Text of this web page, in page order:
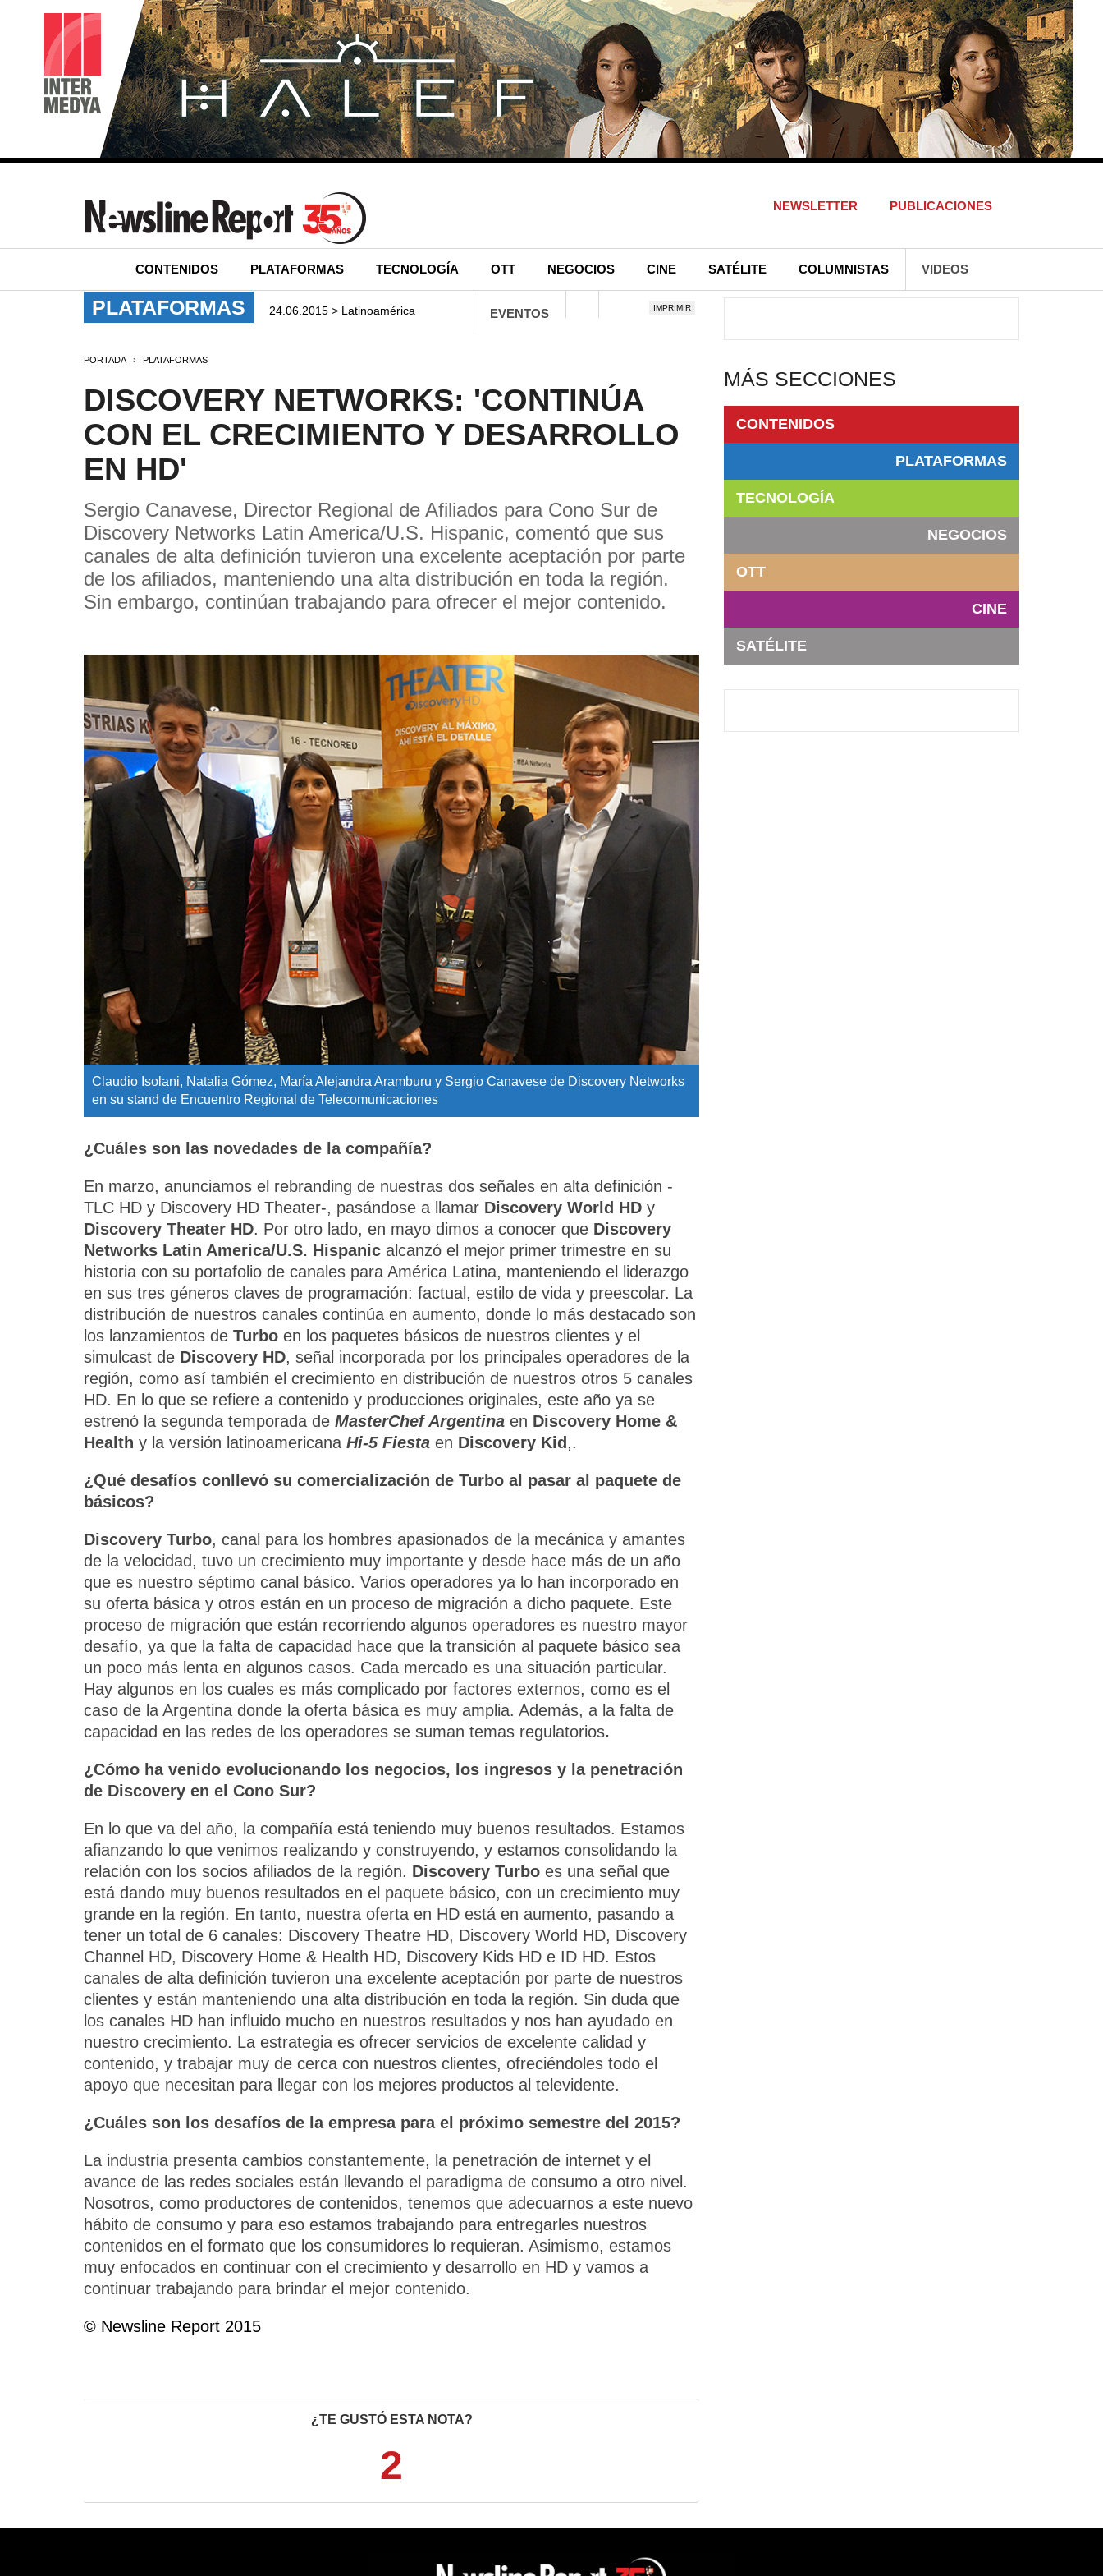
NEWSLETTER PUBLICACIONES
CONTENIDOS PLATAFORMAS TECNOLOGÍA OTT NEGOCIOS CINE SATÉLITE COLUMNISTAS VIDEOS
EVENTOS
PLATAFORMAS 24.06.2015 > Latinoamérica IMPRIMIR
PORTADA PLATAFORMAS
DISCOVERY NETWORKS: 'CONTINÚA
CON EL CRECIMIENTO Y DESARROLLO
EN HD'
Sergio Canavese, Director Regional de Afiliados para Cono Sur de
Discovery Networks Latin America/U.S. Hispanic, comentó que sus
canales de alta definición tuvieron una excelente aceptación por parte
de los afiliados, manteniendo una alta distribución en toda la región.
Sin embargo, continúan trabajando para ofrecer el mejor contenido.
Claudio Isolani, Natalia Gómez, María Alejandra Aramburu y Sergio Canavese de Discovery Networks
en su stand de Encuentro Regional de Telecomunicaciones
¿Cuáles son las novedades de la compañía?
En marzo, anunciamos el rebranding de nuestras dos señales en alta definición -
TLC HD y Discovery HD Theater-, pasándose a llamar Discovery World HD y
Discovery Theater HD. Por otro lado, en mayo dimos a conocer que Discovery
Networks Latin America/U.S. Hispanic alcanzó el mejor primer trimestre en su
historia con su portafolio de canales para América Latina, manteniendo el liderazgo
en sus tres géneros claves de programación: factual, estilo de vida y preescolar. La
distribución de nuestros canales continúa en aumento, donde lo más destacado son
los lanzamientos de Turbo en los paquetes básicos de nuestros clientes y el
simulcast de Discovery HD, señal incorporada por los principales operadores de la
región, como así también el crecimiento en distribución de nuestros otros 5 canales
HD. En lo que se refiere a contenido y producciones originales, este año ya se
estrenó la segunda temporada de MasterChef Argentina en Discovery Home &
Health y la versión latinoamericana Hi-5 Fiesta en Discovery Kid,.
¿Qué desafíos conllevó su comercialización de Turbo al pasar al paquete de
básicos?
Discovery Turbo, canal para los hombres apasionados de la mecánica y amantes
de la velocidad, tuvo un crecimiento muy importante y desde hace más de un año
que es nuestro séptimo canal básico. Varios operadores ya lo han incorporado en
su oferta básica y otros están en un proceso de migración a dicho paquete. Este
proceso de migración que están recorriendo algunos operadores es nuestro mayor
desafío, ya que la falta de capacidad hace que la transición al paquete básico sea
un poco más lenta en algunos casos. Cada mercado es una situación particular.
Hay algunos en los cuales es más complicado por factores externos, como es el
caso de la Argentina donde la oferta básica es muy amplia. Además, a la falta de
capacidad en las redes de los operadores se suman temas regulatorios.
¿Cómo ha venido evolucionando los negocios, los ingresos y la penetración
de Discovery en el Cono Sur?
En lo que va del año, la compañía está teniendo muy buenos resultados. Estamos
afianzando lo que venimos realizando y construyendo, y estamos consolidando la
relación con los socios afiliados de la región. Discovery Turbo es una señal que
está dando muy buenos resultados en el paquete básico, con un crecimiento muy
grande en la región. En tanto, nuestra oferta en HD está en aumento, pasando a
tener un total de 6 canales: Discovery Theatre HD, Discovery World HD, Discovery
Channel HD, Discovery Home & Health HD, Discovery Kids HD e ID HD. Estos
canales de alta definición tuvieron una excelente aceptación por parte de nuestros
clientes y están manteniendo una alta distribución en toda la región. Sin duda que
los canales HD han influido mucho en nuestros resultados y nos han ayudado en
nuestro crecimiento. La estrategia es ofrecer servicios de excelente calidad y
contenido, y trabajar muy de cerca con nuestros clientes, ofreciéndoles todo el
apoyo que necesitan para llegar con los mejores productos al televidente.
¿Cuáles son los desafíos de la empresa para el próximo semestre del 2015?
La industria presenta cambios constantemente, la penetración de internet y el
avance de las redes sociales están llevando el paradigma de consumo a otro nivel.
Nosotros, como productores de contenidos, tenemos que adecuarnos a este nuevo
hábito de consumo y para eso estamos trabajando para entregarles nuestros
contenidos en el formato que los consumidores lo requieran. Asimismo, estamos
muy enfocados en continuar con el crecimiento y desarrollo en HD y vamos a
continuar trabajando para brindar el mejor contenido.
© Newsline Report 2015
¿TE GUSTÓ ESTA NOTA?
2
MÁS SECCIONES
CONTENIDOS
PLATAFORMAS
TECNOLOGÍA
NEGOCIOS
OTT
CINE
SATÉLITE